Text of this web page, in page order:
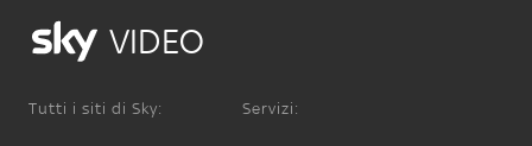
VIDEO
Tutti i siti di Sky: Servizi: